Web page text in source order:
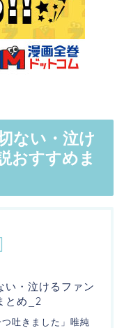
ない・泣け
おすすめま
い・泣けるファン
とめ_2
つ吐きました」唯純